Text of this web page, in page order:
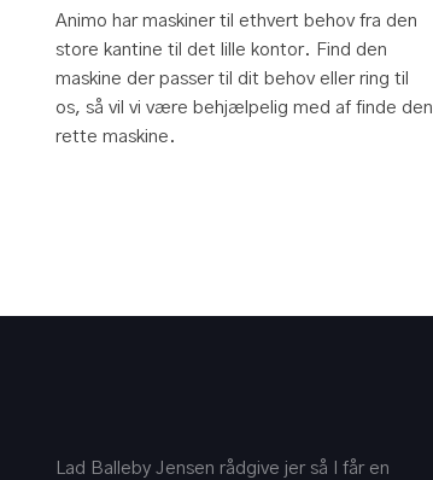
Animo har maskiner til ethvert behov fra den
store kantine til det lille kontor. Find den
maskine der passer til dit behov eller ring til
os, så vil vi være behjælpelig med af finde den
rette maskine.
Lad Balleby Jensen rådgive jer så I får en